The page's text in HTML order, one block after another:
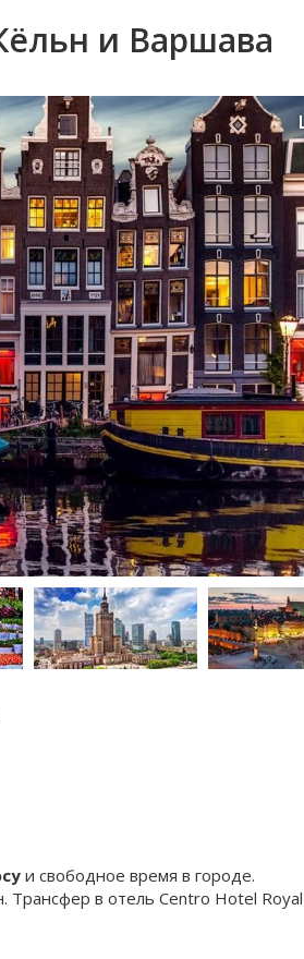
и Варшава
и свободное время в городе.
Трансфер в отель Centro Hotel Royal